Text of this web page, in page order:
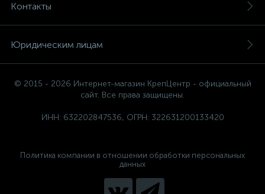
Контакты
Юридическим лицам
© 2015 - 2026 Интернет-магазин КрепЦентр - официальный
сайт. Все права защищены.
ИНН: 632202847536, ОГРН: 322631200133420
Политика компании в отношении обработки персональных
данных